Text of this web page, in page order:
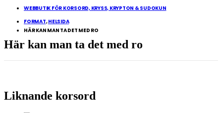
WEBBUTIK FÖR KORSORD, KRYSS, KRYPTON & SUDOKUN
FORMAT,HELSIDA
HÄR KAN MAN TA DET MED RO
Här kan man ta det med ro
Liknande korsord